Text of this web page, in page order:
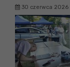
30 czerwca 2026